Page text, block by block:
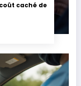
caché de